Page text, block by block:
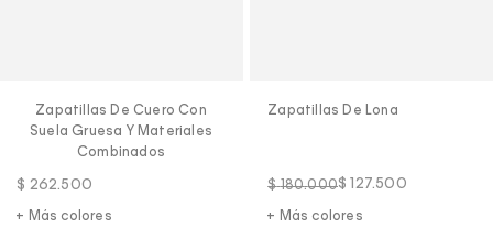
Zapatillas De Cuero Con
Suela Gruesa Y Materiales
Combinados
$ 262.500
+ Más colores
Zapatillas De Lona
$ 180.000$ 127.500
+ Más colores